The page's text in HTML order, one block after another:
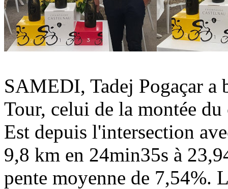
SAMEDI, Tadej Pogaçar a
Tour, celui de la montée
Est depuis l'intersection
9,8 km en 24min35s à
pente moyenne de 7,54%.